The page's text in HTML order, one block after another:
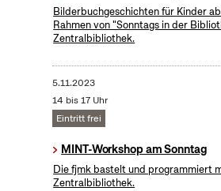
Bilderbuchgeschichten für Kinder
Rahmen von "Sonntags in der
Zentralbibliothek.
5.11.2023
14 bis 17 Uhr
Eintritt frei
MINT-Workshop am Sonntag
Die fjmk bastelt und programmiert
Zentralbibliothek.